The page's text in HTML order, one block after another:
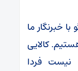
خبرنگار ما
کالایی
فردا